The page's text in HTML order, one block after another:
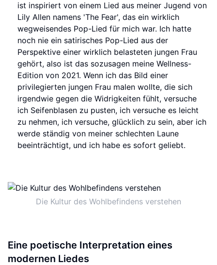
ist inspiriert von einem Lied aus meiner Jugend von
Lily Allen namens 'The Fear', das ein wirklich
wegweisendes Pop-Lied für mich war. Ich hatte
noch nie ein satirisches Pop-Lied aus der
Perspektive einer wirklich belasteten jungen Frau
gehört, also ist das sozusagen meine Wellness-
Edition von 2021. Wenn ich das Bild einer
privilegierten jungen Frau malen wollte, die sich
irgendwie gegen die Widrigkeiten fühlt, versuche
ich Seifenblasen zu pusten, ich versuche es leicht
zu nehmen, ich versuche, glücklich zu sein, aber ich
werde ständig von meiner schlechten Laune
beeinträchtigt, und ich habe es sofort geliebt.
Die Kultur des Wohlbefindens verstehen
Eine poetische Interpretation eines
modernen Liedes